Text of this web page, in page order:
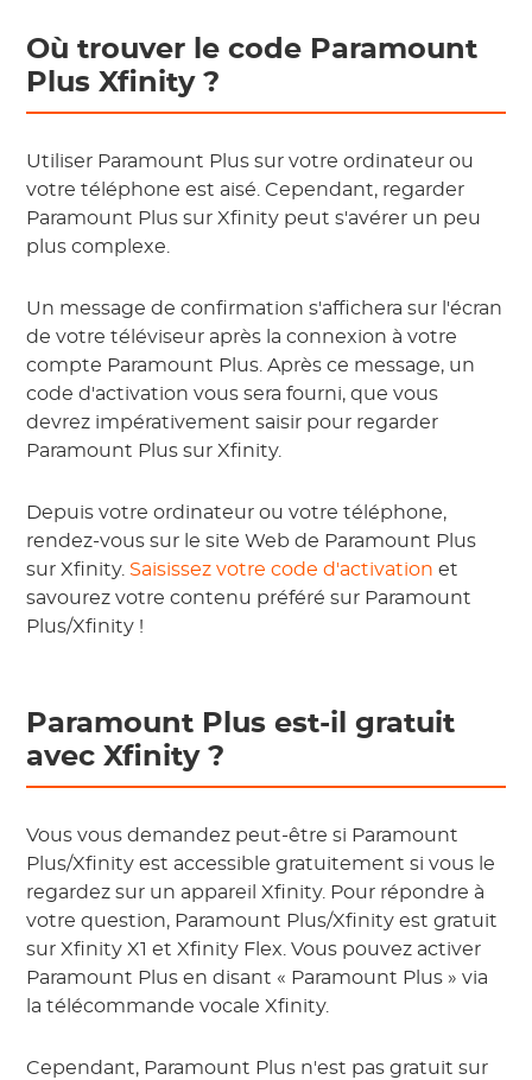
Où trouver le code Paramount
Plus Xfinity ?
Utiliser Paramount Plus sur votre ordinateur ou
votre téléphone est aisé. Cependant, regarder
Paramount Plus sur Xfinity peut s'avérer un peu
plus complexe.
Un message de confirmation s'affichera sur l'écran
de votre téléviseur après la connexion à votre
compte Paramount Plus. Après ce message, un
code d'activation vous sera fourni, que vous
devrez impérativement saisir pour regarder
Paramount Plus sur Xfinity.
Depuis votre ordinateur ou votre téléphone,
rendez-vous sur le site Web de Paramount Plus
sur Xfinity. Saisissez votre code d'activation et
savourez votre contenu préféré sur Paramount
Plus/Xfinity !
Paramount Plus est-il gratuit
avec Xfinity ?
Vous vous demandez peut-être si Paramount
Plus/Xfinity est accessible gratuitement si vous le
regardez sur un appareil Xfinity. Pour répondre à
votre question, Paramount Plus/Xfinity est gratuit
sur Xfinity X1 et Xfinity Flex. Vous pouvez activer
Paramount Plus en disant « Paramount Plus » via
la télécommande vocale Xfinity.
Cependant, Paramount Plus n'est pas gratuit sur